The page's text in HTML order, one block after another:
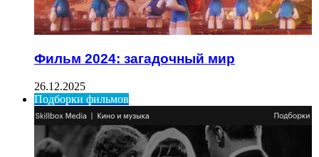
Фильм 2024: загадочный мир
26.12.2025
Подборки фильмов